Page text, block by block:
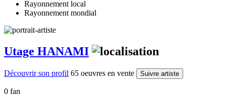
Rayonnement local
Rayonnement mondial
Utage HANAMI
Découvrir son profil 65 oeuvres en vente Suivre artiste
0 fan